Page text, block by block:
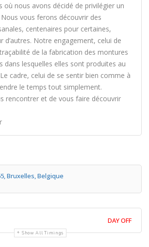
où nous avons décidé de privilégier un
vous ferons découvrir des
centenaires pour certaines,
d’autres. Notre engagement, celui de
de la fabrication des montures
dans lesquelles elles sont produites au
cadre, celui de se sentir bien comme à
le temps tout simplement.
rencontrer et de vous faire découvrir
Bruxelles, Belgique
DAY OFF
Show All Timings